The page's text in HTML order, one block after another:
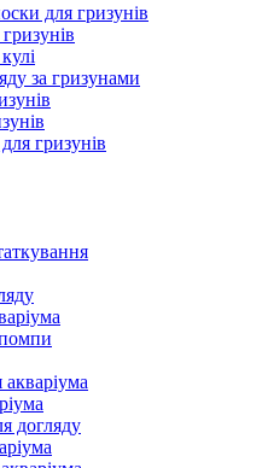
для гризунів
за гризунами
гризунів
догляду